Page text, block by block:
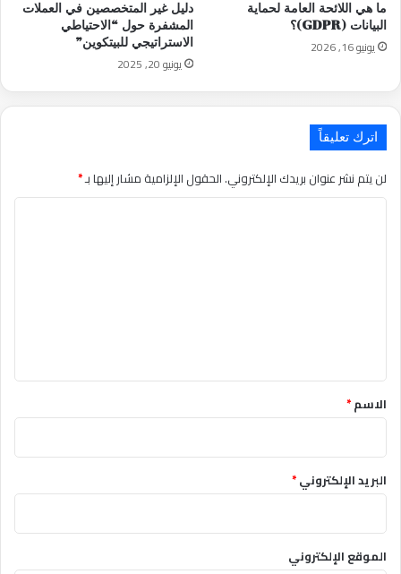
ما هي اللائحة العامة لحماية
البيانات (GDPR)؟
يونيو 16, 2026
دليل غير المتخصصين في العملات
المشفرة حول “الاحتياطي
الاستراتيجي للبيتكوين”
يونيو 20, 2025
اترك تعليقاً
لن يتم نشر عنوان بريدك الإلكتروني.الحقول الإلزامية مشار إليها بـ*
الاسم*
البريد الإلكتروني*
الموقع الإلكتروني